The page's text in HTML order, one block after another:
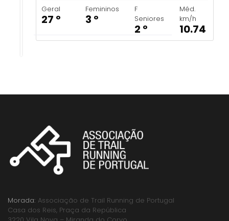
Geral
27 º
Femininos
3 º
F
Seniores
2 º
Méd.
km/h
10.74
Morada: Associação de Trail Running de Portugal
Casa dos Reis, Praça da República